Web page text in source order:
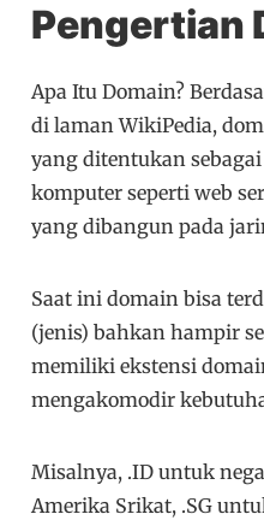
Pengertian
Apa Itu Domain?
di laman WikiPedia,
yang ditentukan
komputer seperti web
yang dibangun pada
Saat ini domain bisa
(jenis) bahkan hampir
memiliki ekstensi
mengakomodir
Misalnya, .ID untuk
Amerika Srikat, .SG